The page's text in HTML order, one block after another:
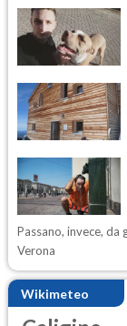
Passano, invece, da
Verona
Wikimeteo